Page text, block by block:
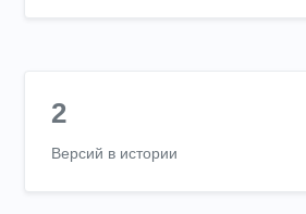
2
Версий в истории